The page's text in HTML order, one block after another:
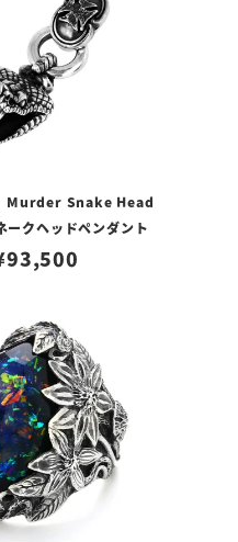
Murder Snake Head
ークヘッドペンダント
93,500